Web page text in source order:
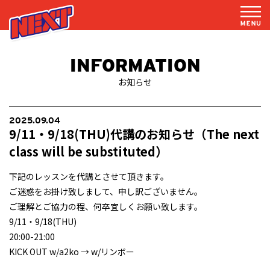
INFORMATION
お知らせ
2025.09.04
9/11・9/18(THU)代講のお知らせ（The next
class will be substituted）
下記のレッスンを代講とさせて頂きます。
ご迷惑をお掛け致しまして、申し訳ございません。
ご理解とご協力の程、何卒宜しくお願い致します。
9/11・9/18(THU)
20:00-21:00
KICK OUT w/a2ko → w/リンボー